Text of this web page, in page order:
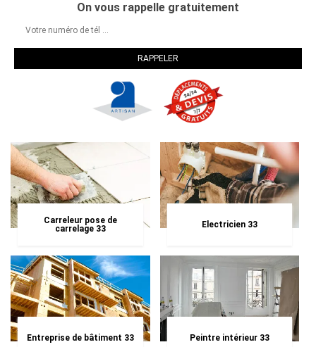
On vous rappelle gratuitement
Carreleur pose de
carrelage 33
Electricien 33
Entreprise de bâtiment 33 Peintre intérieur 33